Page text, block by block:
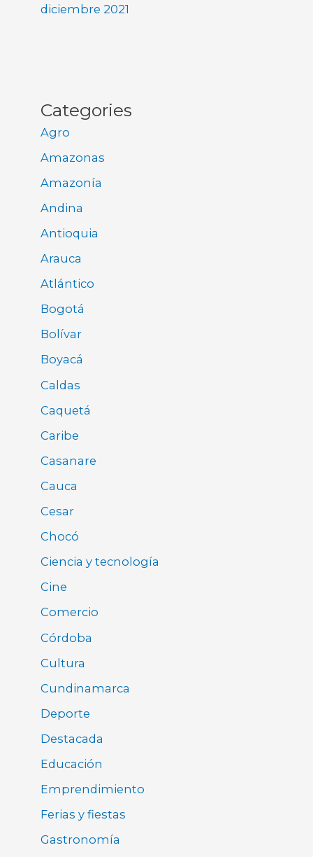
diciembre 2021
Categories
Agro
Amazonas
Amazonía
Andina
Antioquia
Arauca
Atlántico
Bogotá
Bolívar
Boyacá
Caldas
Caquetá
Caribe
Casanare
Cauca
Cesar
Chocó
Ciencia y tecnología
Cine
Comercio
Córdoba
Cultura
Cundinamarca
Deporte
Destacada
Educación
Emprendimiento
Ferias y fiestas
Gastronomía